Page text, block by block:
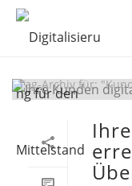
ARCHIVES
Tag-Archiv für: